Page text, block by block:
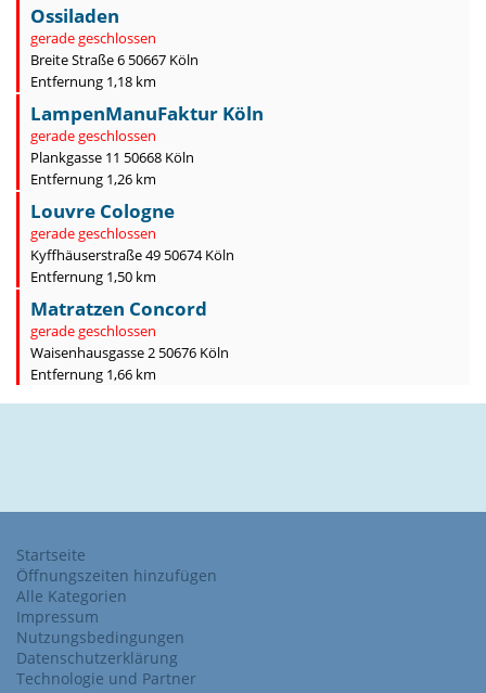
Ossiladen
gerade geschlossen
Breite Straße 6 50667 Köln
Entfernung 1,18 km
LampenManuFaktur Köln
gerade geschlossen
Plankgasse 11 50668 Köln
Entfernung 1,26 km
Louvre Cologne
gerade geschlossen
Kyffhäuserstraße 49 50674 Köln
Entfernung 1,50 km
Matratzen Concord
gerade geschlossen
Waisenhausgasse 2 50676 Köln
Entfernung 1,66 km
Startseite
Öffnungszeiten hinzufügen
Alle Kategorien
Impressum
Nutzungsbedingungen
Datenschutzerklärung
Technologie und Partner